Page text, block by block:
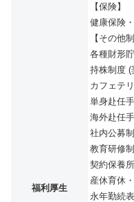
福利厚生
【保険】
健康保険
【その他
各種財形
持株制度 (
カフェテ
単身赴任
海外赴任
社内公募
教育研修
契約保養所
産休育休
永年勤続